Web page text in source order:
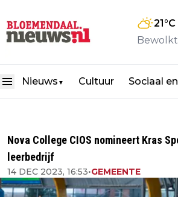
21°C
Bewolkt
Nieuws ▼ Cultuur Sociaal
Nova College CIOS nomineert Kras
leerbedrijf
14 DEC 2023, 16:53•GEMEENTE